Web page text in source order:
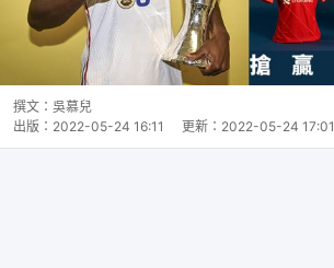
撰文： 吳慕兒
出版： 2022-05-24 16:11 更新： 2022-05-24 17:01